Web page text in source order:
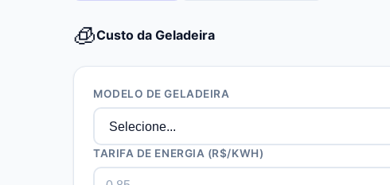
🧊Custo da Geladeira
MODELO DE GELADEIRA
TARIFA DE ENERGIA (R$/KWH)